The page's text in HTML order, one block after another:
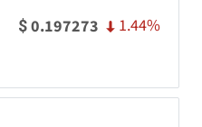
$0.197273 1.44%